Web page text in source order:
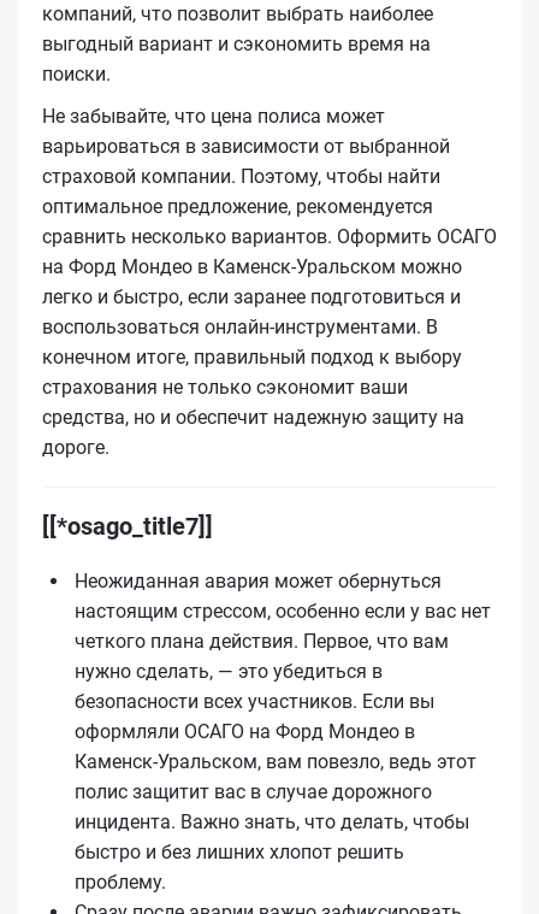
компаний, что позволит выбрать наиболее
выгодный вариант и сэкономить время на
поиски.
Не забывайте, что цена полиса может
варьироваться в зависимости от выбранной
страховой компании. Поэтому, чтобы найти
оптимальное предложение, рекомендуется
сравнить несколько вариантов. Оформить ОСАГО
на Форд Мондео в Каменск-Уральском можно
легко и быстро, если заранее подготовиться и
воспользоваться онлайн-инструментами. В
конечном итоге, правильный подход к выбору
страхования не только сэкономит ваши
средства, но и обеспечит надежную защиту на
дороге.
[[*osago_title7]]
Неожиданная авария может обернуться
настоящим стрессом, особенно если у вас нет
четкого плана действия. Первое, что вам
нужно сделать, — это убедиться в
безопасности всех участников. Если вы
оформляли ОСАГО на Форд Мондео в
Каменск-Уральском, вам повезло, ведь этот
полис защитит вас в случае дорожного
инцидента. Важно знать, что делать, чтобы
быстро и без лишних хлопот решить
проблему.